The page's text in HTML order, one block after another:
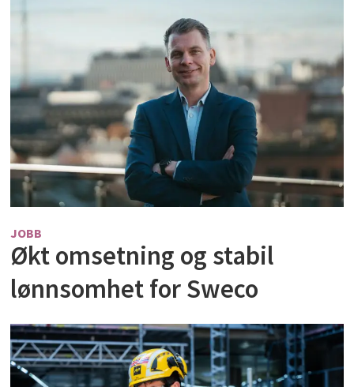
JOBB
Økt omsetning og stabil
lønnsomhet for Sweco